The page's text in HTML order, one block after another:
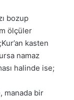
bozup
ölçüler
Kur’an kasten
namaz
halinde ise;
manada bir